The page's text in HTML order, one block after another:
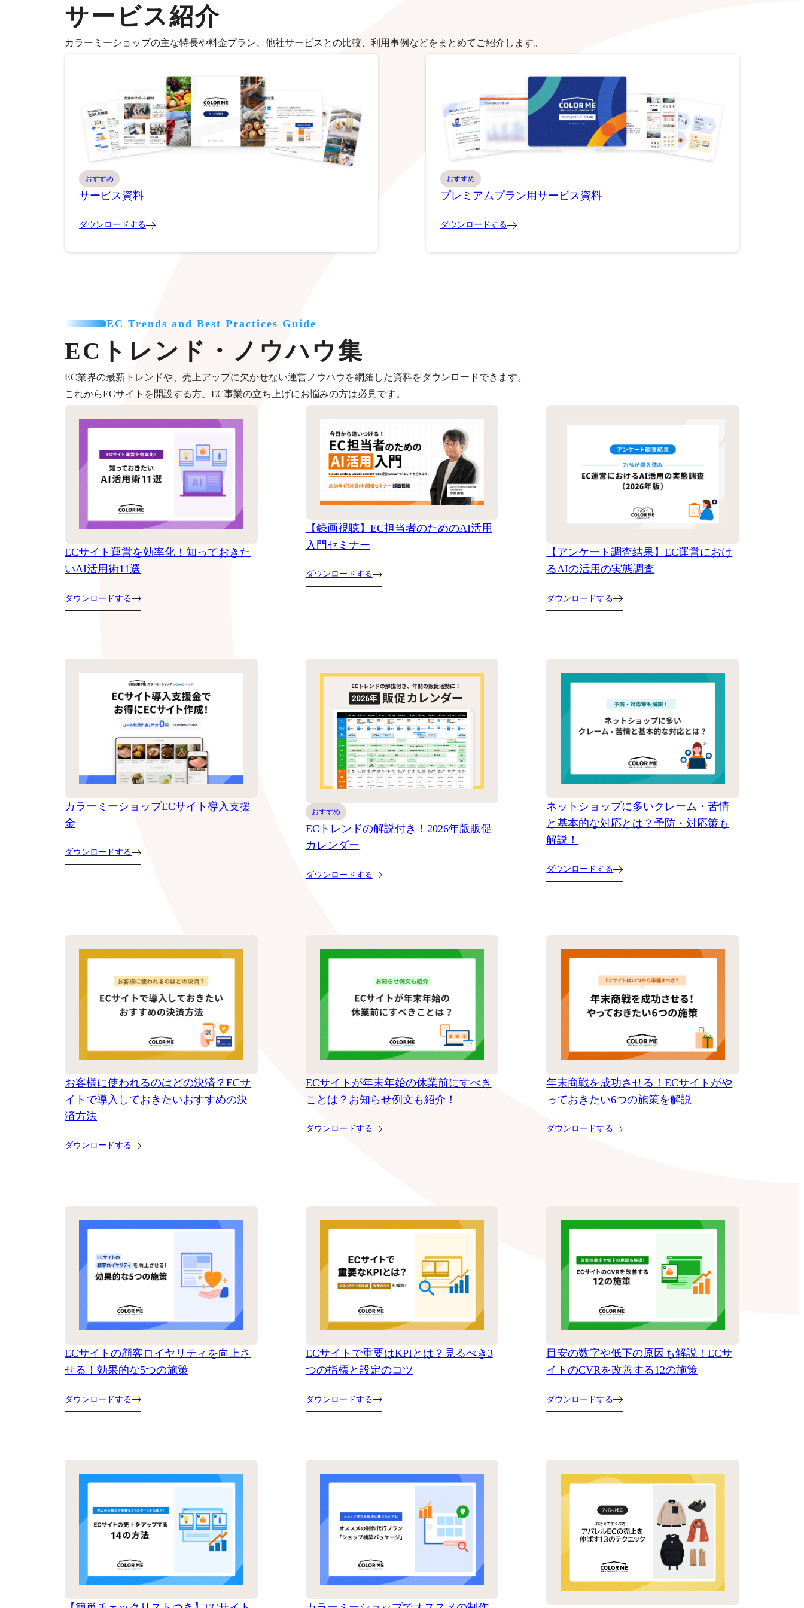
サービス紹介
カラーミーショップの主な特長や料金プラン、他社サービスとの比較、利用事例などをまとめてご紹介します。
おすすめ
サービス資料
ダウンロードする
おすすめ
プレミアムプラン用サービス資料
ダウンロードする
EC Trends and Best Practices Guide
ECトレンド・ノウハウ集
EC業界の最新トレンドや、売上アップに欠かせない運営ノウハウを網羅した資料をダウンロードできます。
これからECサイトを開設する方、EC事業の立ち上げにお悩みの方は必見です。
ECサイト運営を効率化！知っておきた
いAI活用術11選
ダウンロードする
【録画視聴】EC担当者のためのAI活用
入門セミナー
ダウンロードする
【アンケート調査結果】EC運営におけ
るAIの活用の実態調査
ダウンロードする
カラーミーショップECサイト導入支援
金
ダウンロードする
おすすめ
ECトレンドの解説付き！2026年版販促
カレンダー
ダウンロードする
ネットショップに多いクレーム・苦情
と基本的な対応とは？予防・対応策も
解説！
ダウンロードする
お客様に使われるのはどの決済？ECサ
イトで導入しておきたいおすすめの決
済方法
ダウンロードする
ECサイトが年末年始の休業前にすべき
ことは？お知らせ例文も紹介！
ダウンロードする
年末商戦を成功させる！ECサイトがや
っておきたい6つの施策を解説
ダウンロードする
ECサイトの顧客ロイヤリティを向上さ
せる！効果的な5つの施策
ダウンロードする
ECサイトで重要はKPIとは？見るべき3
つの指標と設定のコツ
ダウンロードする
目安の数字や低下の原因も解説！ECサ
イトのCVRを改善する12の施策
ダウンロードする